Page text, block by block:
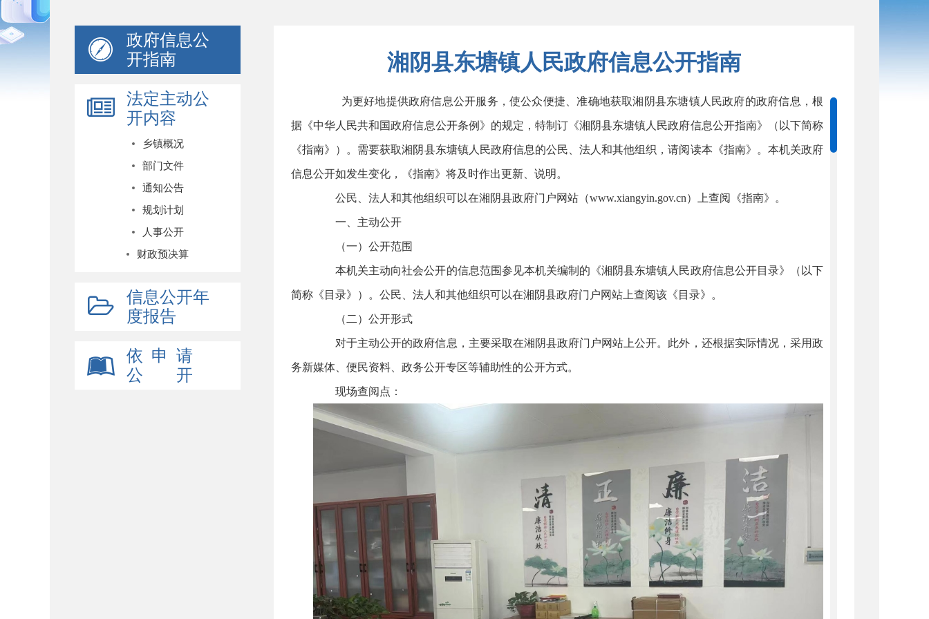
政府信息公
开指南
法定主动公
开内容
乡镇概况
部门文件
通知公告
规划计划
人事公开
财政预决算
信息公开年
度报告
依 申 请
公 开
湘阴县东塘镇人民政府信息公开指南
为更好地提供政府信息公开服务，使公众便捷、准确地获取湘阴县东塘镇人民政府的政府信息，根
据《中华人民共和国政府信息公开条例》的规定，特制订《湘阴县东塘镇人民政府信息公开指南》（以下简称
《指南》）。需要获取湘阴县东塘镇人民政府信息的公民、法人和其他组织，请阅读本《指南》。本机关政府
信息公开如发生变化，《指南》将及时作出更新、说明。
公民、法人和其他组织可以在湘阴县政府门户网站（www.xiangyin.gov.cn）上查阅《指南》。
一、主动公开
（一）公开范围
本机关主动向社会公开的信息范围参见本机关编制的《湘阴县东塘镇人民政府信息公开目录》（以下
简称《目录》）。公民、法人和其他组织可以在湘阴县政府门户网站上查阅该《目录》。
（二）公开形式
对于主动公开的政府信息，主要采取在湘阴县政府门户网站上公开。此外，还根据实际情况，采用政
务新媒体、便民资料、政务公开专区等辅助性的公开方式。
现场查阅点：